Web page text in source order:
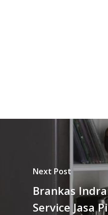
Next Post
Brankas
Service Jasa